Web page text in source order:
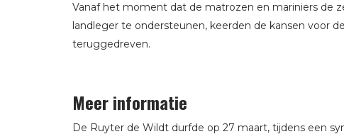
Vanaf het moment dat de matrozen en mariniers de
landleger te ondersteunen, keerden de kansen voor
teruggedreven.
Meer informatie
De Ruyter de Wildt durfde op 27 maart, tijdens een